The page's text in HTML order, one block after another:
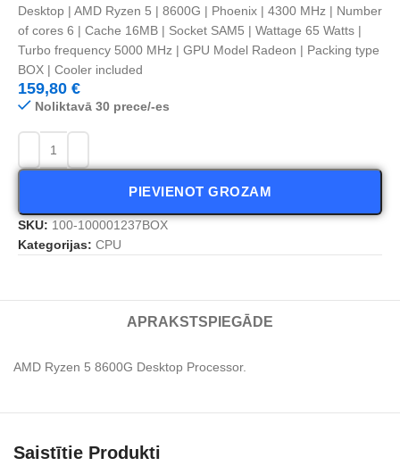
Desktop | AMD Ryzen 5 | 8600G | Phoenix | 4300 MHz | Number
of cores 6 | Cache 16MB | Socket SAM5 | Wattage 65 Watts |
Turbo frequency 5000 MHz | GPU Model Radeon | Packing type
BOX | Cooler included
159,80 €
Noliktavā 30 prece/-es
PIEVIENOT GROZAM
SKU: 100-100001237BOX
Kategorijas: CPU
APRAKSTS PIEGĀDE
AMD Ryzen 5 8600G Desktop Processor.
Saistītie Produkti